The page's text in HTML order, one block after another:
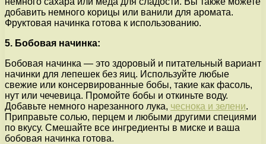
добавить немного корицы или ванили для аромата.
Фруктовая начинка готова к использованию.
5. Бобовая начинка:
Бобовая начинка — это здоровый и питательный вариант
начинки для лепешек без яиц. Используйте любые
свежие или консервированные бобы, такие как фасоль,
нут или чечевица. Промойте бобы и откиньте воду.
Добавьте немного нарезанного лука, чеснока и зелени.
Приправьте солью, перцем и любыми другими специями
по вкусу. Смешайте все ингредиенты в миске и ваша
бобовая начинка готова.